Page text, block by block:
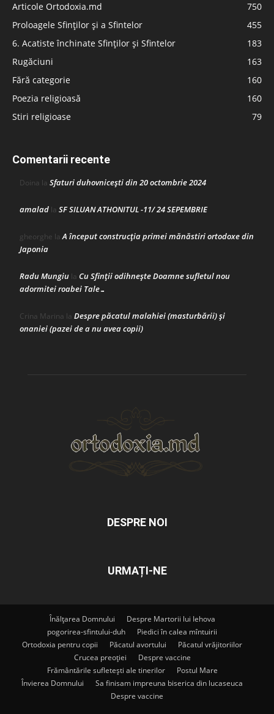
Articole Ortodoxia.md
750
Proloagele Sfinților și a Sfintelor
455
6. Acatiste închinate Sfinților și Sfintelor
183
Rugăciuni
163
Fără categorie
160
Poezia religioasă
160
Stiri religioase
79
Comentarii recente
Doina la Sfaturi duhovnicești din 20 octombrie 2024
amalad la SF SILUAN ATHONITUL -11/ 24 SEPEMBRIE
gheorghe laA început construcţia primei mănăstiri ortodoxe din
Japonia
Radu Mungiu la Cu Sfinții odihnește Doamne sufletul nou
adormitei roabei Tale…
Crina Marina la Despre păcatul malahiei (masturbării) şi
onaniei (pazei de a nu avea copii)
DESPRE NOI
URMAȚI-NE
Înălțarea Domnului
Despre Martorii lui Iehova
pogorirea-sfintului-duh
Piedici în calea mîntuirii
Ortodoxia pentru copii
Păcatul avortului
Păcatul vrăjitoriilor
Crucea preoției
Despre vaccine
Frământările sufletești ale tinerilor
Postul Mare
Învierea Domnului
Sa finisam impreuna biserica din lucaseuca
Despre vaccine